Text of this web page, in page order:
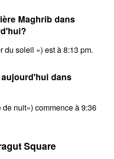
Maghrib dans
du soleil ») est à 8:13 pm.
dans
nuit») commence à 9:36
Square